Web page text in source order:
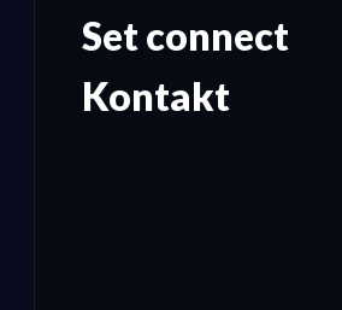
Set connect
Kontakt